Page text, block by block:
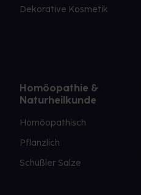
Dekorative Kosmetik
Homöopathie &
Naturheilkunde
Homöopathisch
Pflanzlich
Schüßler Salze